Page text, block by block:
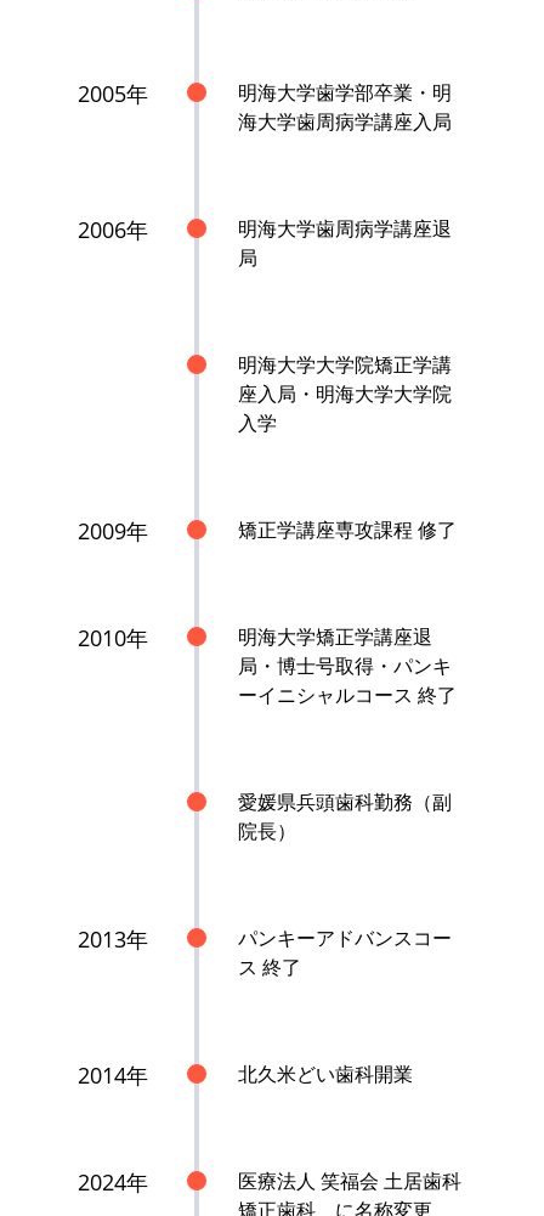
2005年
明海大学歯学部卒業・明
海大学歯周病学講座入局
2006年
明海大学歯周病学講座退
局
明海大学大学院矯正学講
座入局・明海大学大学院
入学
2009年 矯正学講座専攻課程 修了
2010年
明海大学矯正学講座退
局・博士号取得・パンキ
ーイニシャルコース 終了
愛媛県兵頭歯科勤務（副
院長）
2013年
パンキーアドバンスコー
ス 終了
2014年 北久米どい歯科開業
2024年
医療法人 笑福会 土居歯科
矯正歯科 に名称変更